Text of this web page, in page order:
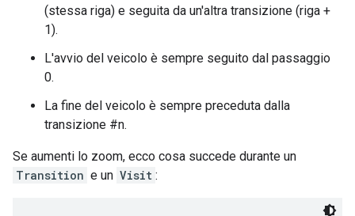
(stessa riga) e seguita da un'altra transizione (riga +
1).
L'avvio del veicolo è sempre seguito dal passaggio
0.
La fine del veicolo è sempre preceduta dalla
transizione #n.
Se aumenti lo zoom, ecco cosa succede durante un
Transition e un Visit :